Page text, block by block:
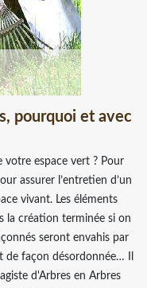
pourquoi et avec
votre espace vert ? Pour
assurer l’entretien d’un
vivant. Les éléments
la création terminée si on
seront envahis par
de façon désordonnée… Il
d'Arbres en Arbres